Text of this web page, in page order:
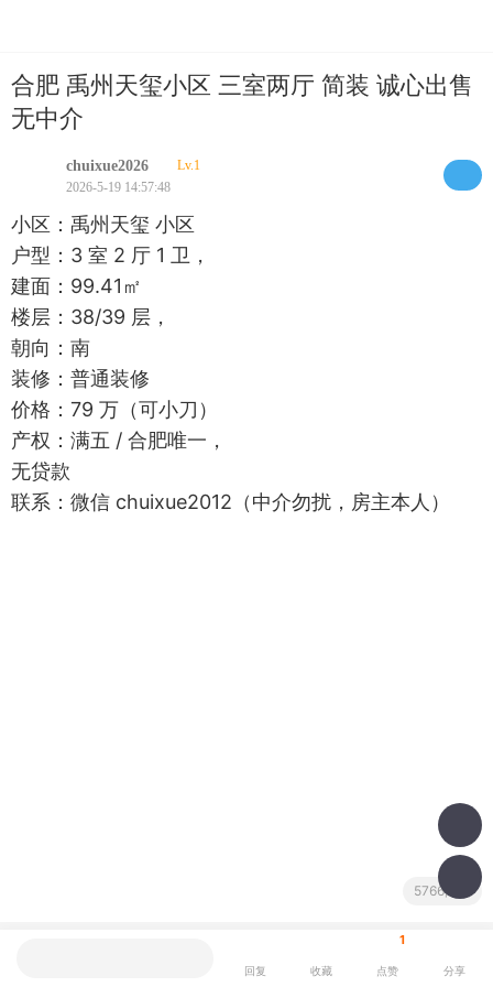
合肥 禹州天玺小区 三室两厅 简装 诚心出售
无中介
chuixue2026
Lv.1
2026-5-19 14:57:48
小区：禹州天玺 小区
户型：3 室 2 厅 1 卫，
建面：99.41㎡
楼层：38/39 层，
朝向：南
装修：普通装修
价格：79 万（可小刀）
产权：满五 / 合肥唯一，
无贷款
联系：微信 chuixue2012（中介勿扰，房主本人）
5766阅读
回复 收藏
1
点赞 分享